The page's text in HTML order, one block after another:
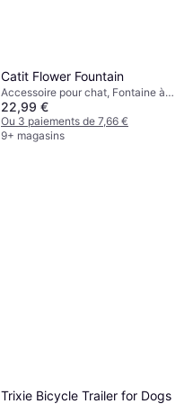
Catit Flower Fountain
Accessoire pour chat, Fontaine à
eau
22,99 €
Ou 3 paiements de 7,66 €
9+ magasins
Trixie Bicycle Trailer for Dogs